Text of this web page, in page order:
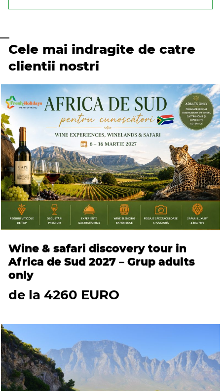
Cele mai indragite de catre
clientii nostri
Wine & safari discovery tour in
Africa de Sud 2027 – Grup adults
only
de la 4260 EURO